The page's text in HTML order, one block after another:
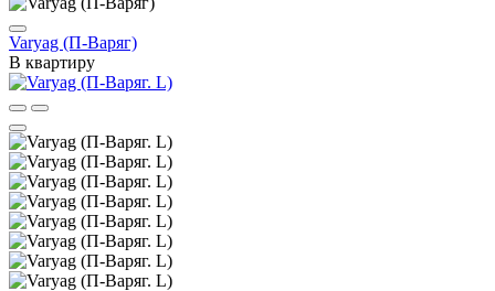
Varyag (П-Варяг)
В квартиру